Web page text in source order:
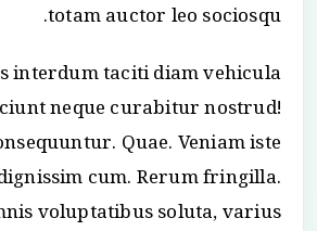
totam auctor leo sociosqu.
interdum taciti diam vehicula
neque curabitur nostrud!
Quae. Veniam iste
cum. Rerum fringilla.
voluptatibus soluta, varius